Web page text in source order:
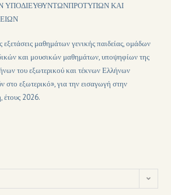
ΥΠΟΔΙΕΥΘΥΝΤΩΝΠΡΟΤΥΠΩΝ ΚΑΙ
εξετάσεις μαθημάτων γενικής παιδείας, ομάδων
και μουσικών μαθημάτων, υποψηφίων της
του εξωτερικού και τέκνων Ελλήνων
στο εξωτερικό», για την εισαγωγή στην
έτους 2026.